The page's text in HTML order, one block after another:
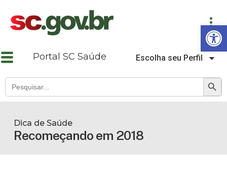
Abrir a barra de ferramentas
Portal SC Saúde Escolha seu Perfil
Search
for:
SEARCH
Recomeçando em 2018
Dica de Saúde